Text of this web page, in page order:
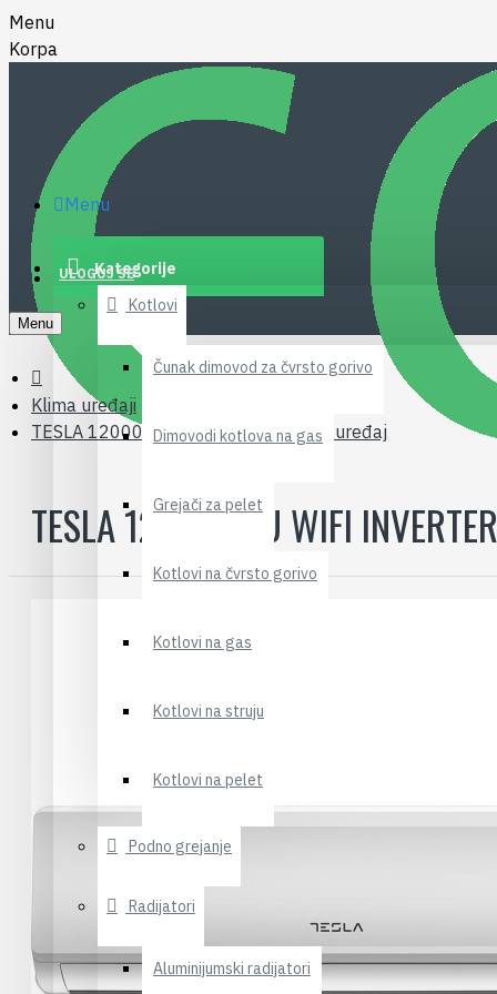
Menu
Korpa
Menu
Kategorije
Kotlovi
Čunak dimovod za čvrsto gorivo
Dimovodi kotlova na gas
Grejači za pelet
Kotlovi na čvrsto gorivo
Kotlovi na gas
Kotlovi na struju
Kotlovi na pelet
Podno grejanje
Radijatori
Aluminijumski radijatori
ULOGUJ SE
Menu
Klima uređaji
TESLA 12000 BTU wifi inverter klima uređaj
TESLA 12000 BTU WIFI